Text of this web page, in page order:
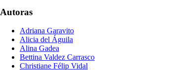
Autoras
Adriana Garavito
Alicia del Águila
Alina Gadea
Bettina Valdez Carrasco
Christiane Félip Vidal